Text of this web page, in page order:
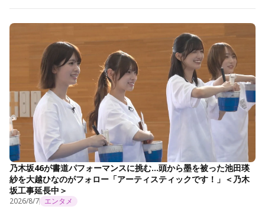
乃木坂46が書道パフォーマンスに挑む…頭から墨を被った池田瑛
紗を大越ひなのがフォロー「アーティスティックです！」＜乃木
坂工事延長中＞
2026/8/7 エンタメ